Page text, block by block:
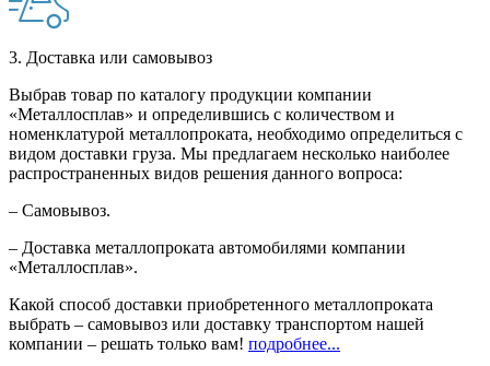
3. Доставка или самовывоз
Выбрав товар по каталогу продукции компании
«Металлосплав» и определившись с количеством и
номенклатурой металлопроката, необходимо определиться с
видом доставки груза. Мы предлагаем несколько наиболее
распространенных видов решения данного вопроса:
– Самовывоз.
– Доставка металлопроката автомобилями компании
«Металлосплав».
Какой способ доставки приобретенного металлопроката
выбрать – самовывоз или доставку транспортом нашей
компании – решать только вам! подробнее...